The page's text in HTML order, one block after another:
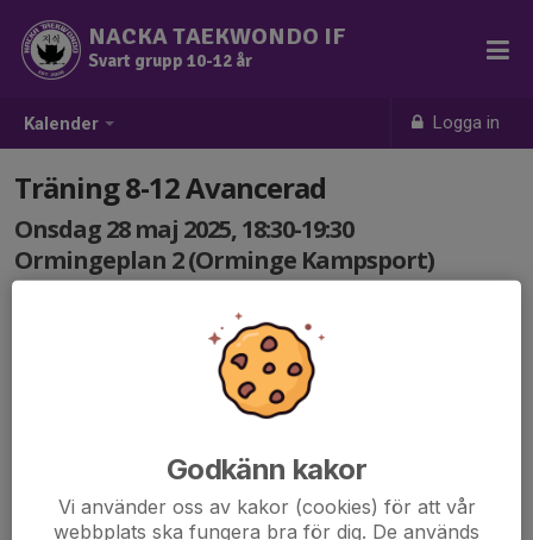
Kalender Logga in
NACKA TAEKWONDO IF
Svart grupp 10-12 år
Träning 8-12 Avancerad
Onsdag 28 maj 2025, 18:30-19:30
Ormingeplan 2 (Orminge Kampsport)
Godkänn kakor
Vi använder oss av kakor (cookies) för att vår
webbplats ska fungera bra för dig. De används